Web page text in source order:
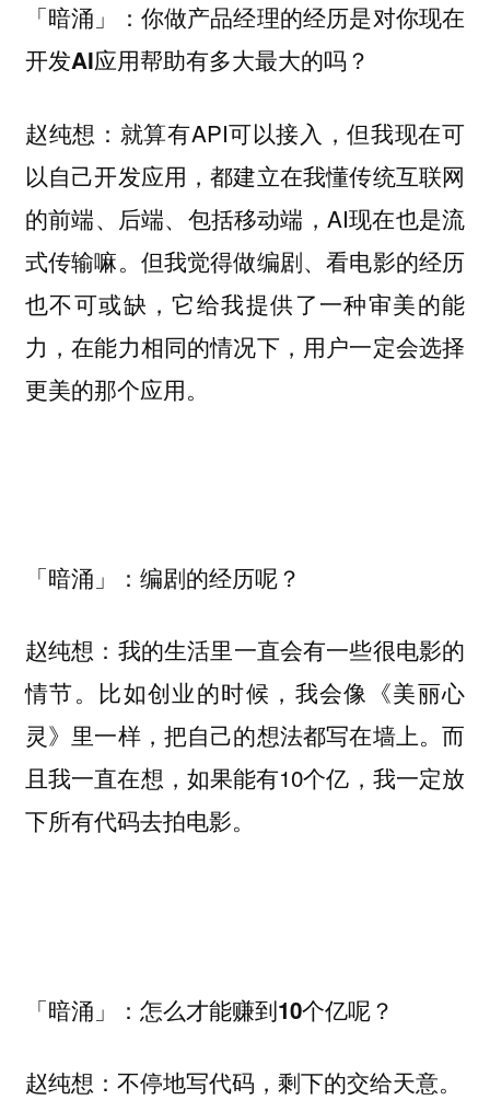
「暗涌」：你做产品经理的经历是对你现在
开发AI应用帮助有多大最大的吗？
赵纯想： 就算有API可以接入，但我现在可
以自己开发应用，都建立在我懂传统互联网
的前端、后端、包括移动端，AI现在也是流
式传输嘛。但我觉得做编剧、看电影的经历
也不可或缺，它给我提供了一种审美的能
力，在能力相同的情况下，用户一定会选择
更美的那个应用。
「暗涌」：编剧的经历呢？
赵纯想： 我的生活里一直会有一些很电影的
情节。比如创业的时候，我会像《美丽心
灵》里一样，把自己的想法都写在墙上。而
且我一直在想，如果能有10个亿，我一定放
下所有代码去拍电影。
「暗涌」：怎么才能赚到10个亿呢？
赵纯想： 不停地写代码，剩下的交给天意。